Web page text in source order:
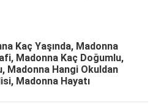
Kaç Yaşında, Madonna
Madonna Kaç Doğumlu,
Madonna Hangi Okuldan
Madonna Hayatı